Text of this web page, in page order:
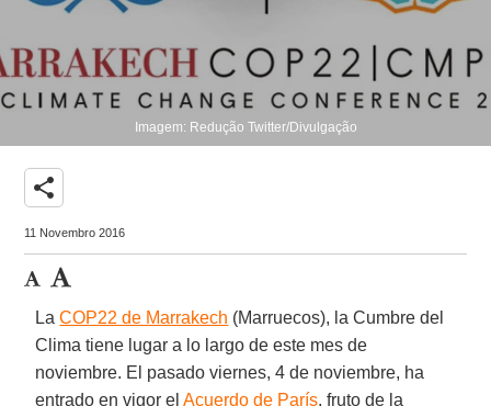
Imagem: Redução Twitter/Divulgação
share
11 Novembro 2016
LaCOP22 de Marrakech (Marruecos), la Cumbre del
Clima tiene lugar a lo largo de este mes de
noviembre. El pasado viernes, 4 de noviembre, ha
entrado en vigor elAcuerdo de París, fruto de la